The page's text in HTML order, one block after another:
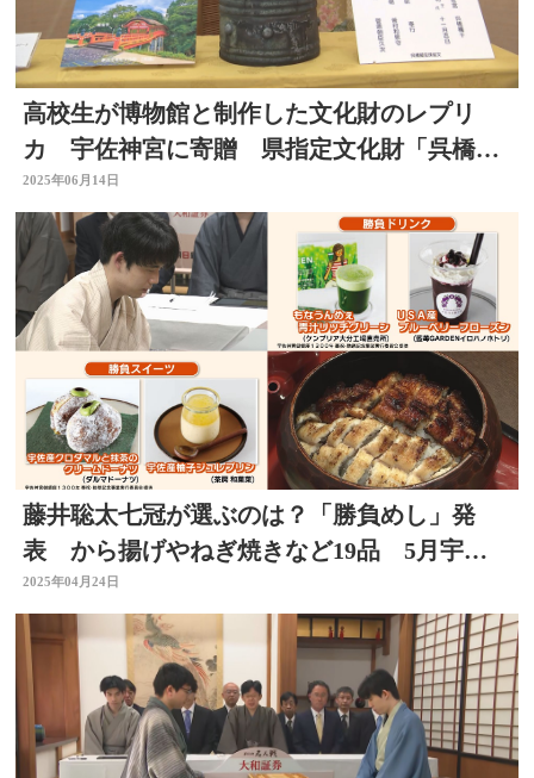
高校生が博物館と制作した文化財のレプリ
カ 宇佐神宮に寄贈 県指定文化財「呉橋」
の擬宝珠を再現 大分
2025年06月14日
藤井聡太七冠が選ぶのは？「勝負めし」発
表 から揚げやねぎ焼きなど19品 5月宇佐
神宮で名人戦開催
2025年04月24日